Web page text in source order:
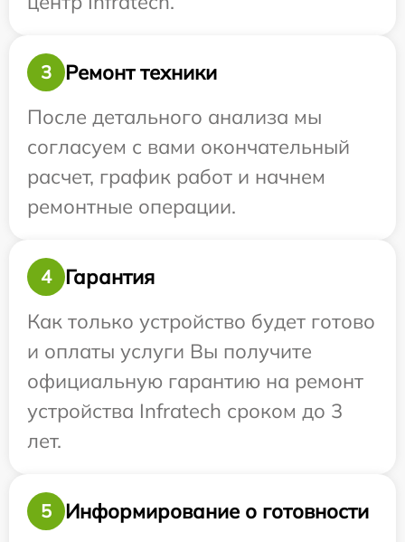
3
Ремонт техники
После детального анализа мы
согласуем с вами окончательный
расчет, график работ и начнем
ремонтные операции.
4
Гарантия
Как только устройство будет готово
и оплаты услуги Вы получите
официальную гарантию на ремонт
устройства Infratech сроком до 3
лет.
5
Информирование о готовности